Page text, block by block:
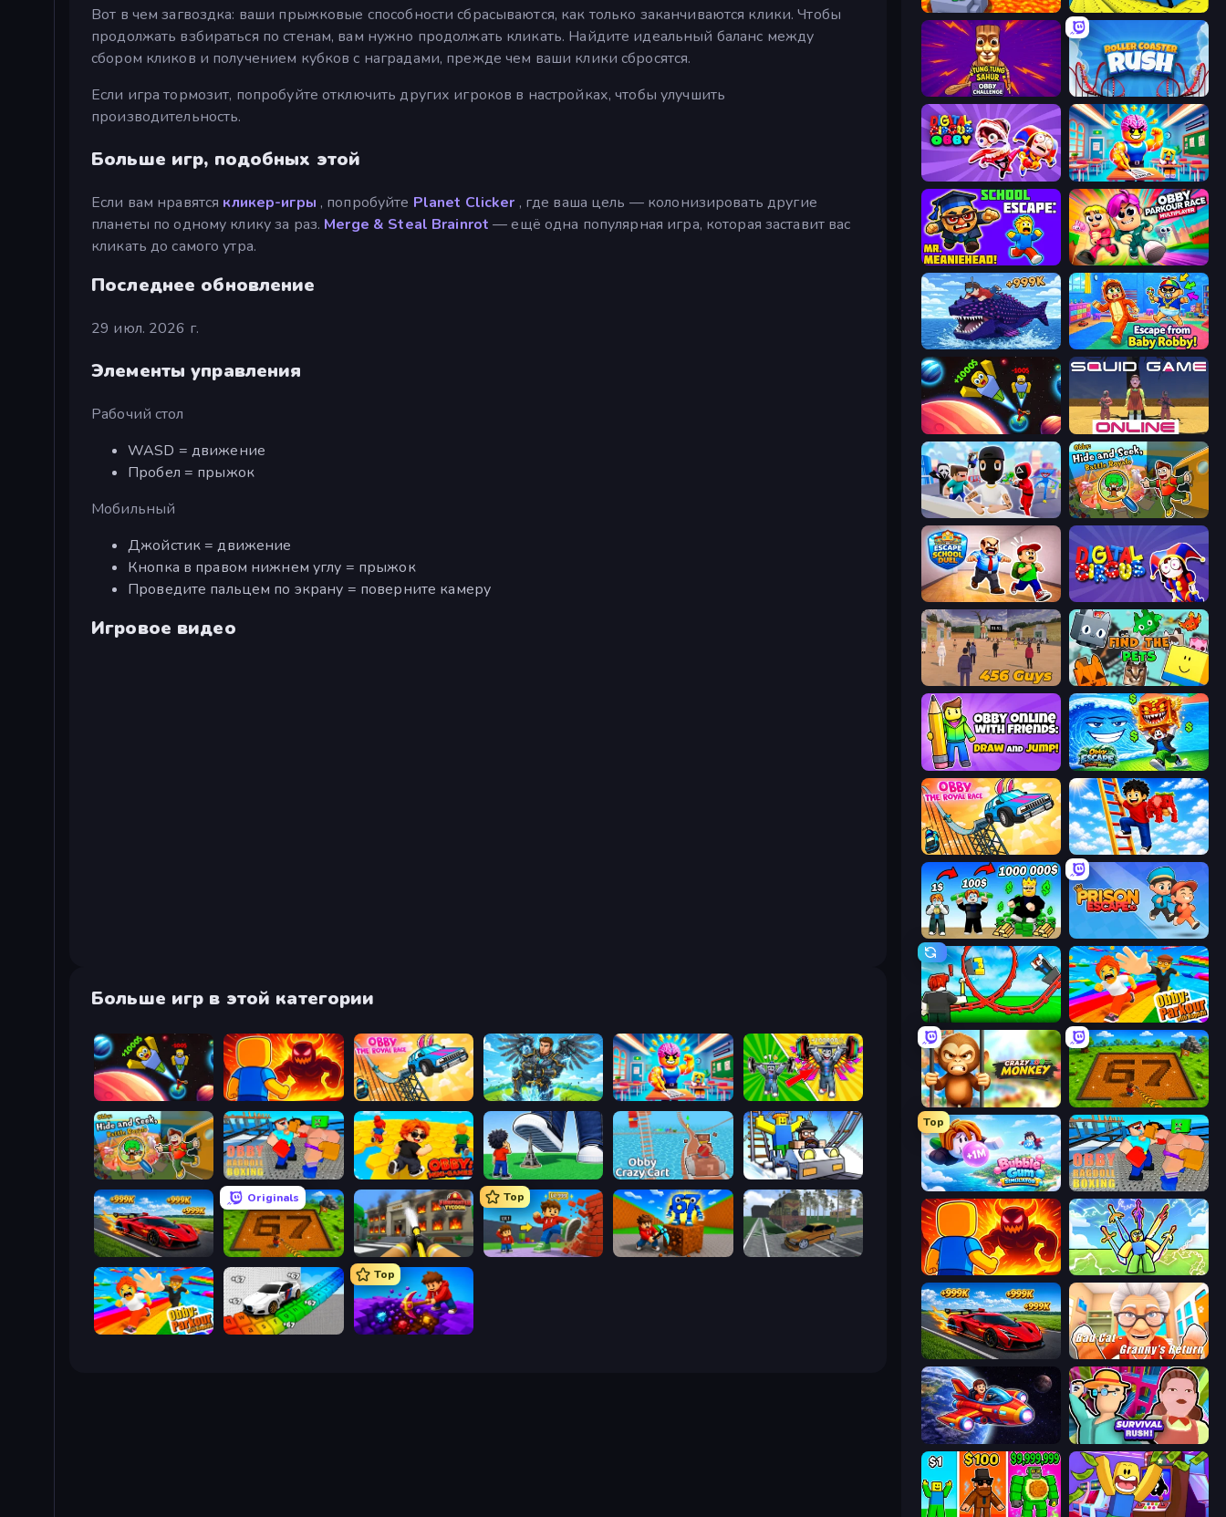
Вот в чем загвоздка: ваши прыжковые способности сбрасываются, как только заканчиваются клики. Чтобы
продолжать взбираться по стенам, вам нужно продолжать кликать. Найдите идеальный баланс между
сбором кликов и получением кубков с наградами, прежде чем ваши клики сбросятся.
Если игра тормозит, попробуйте отключить других игроков в настройках, чтобы улучшить
производительность.
Больше игр, подобных этой
Если вам нравятся кликер-игры , попробуйте Planet Clicker , где ваша цель — колонизировать другие
планеты по одному клику за раз. Merge & Steal Brainrot — ещё одна популярная игра, которая заставит вас
кликать до самого утра.
Последнее обновление
29 июл. 2026 г.
Элементы управления
Рабочий стол
WASD = движение
Пробел = прыжок
Мобильный
Джойстик = движение
Кнопка в правом нижнем углу = прыжок
Проведите пальцем по экрану = поверните камеру
Игровое видео
Больше игр в этой категории
Obby: +1 to Spaceflight Altitude Obby: Legendary Dragon Obby: Pull a Sword Obby: Dumb or Genius IQ Test Obby: Gym Simulator, Escape
Obby: Hide and Seek, Battle Royale Obby: Ragdoll Boxing Obby: Mini-Games Obby: Crazy Cart Obby: Ride Carts
Obby: +1 Speed Car Escape
Originals
Obby: Dig Brainrots Obby: Firefighter Tycoon
Top
Obby: +1 Click Wall Breaker Obby: Car Crash Sandbox
Obby: Parkour with Ragdoll
Top
Obby: Dig Down
Escape Lava for Brainrots! Cart Ride Danger Mount
Tung Tung Sahur: Obby Challenge Roller Coaster Rush
Digital Circus: Obby Obby: Dumb or Genius IQ Test
Obby Parkour Race: Multiplayer
Obby Fish Challenge: Ride Escape From Baby Robby!
Obby: +1 to Spaceflight Altitude Squid Game Online
Obby: Hide and Seek, Battle Royale
Escape School Duel Digital Circus: Parkour Game
456 Guys Find The Pets
Obby Escape from Tsunami Brainrot
Obby: The Royal Race Ladder to Brainhot: Climb
Obby Tycoon Build the City Prison Escape.io
Build a Rollercoaster: Simulator Obby: Parkour with Ragdoll
Crazy Zoo Monkey Obby: Dig Brainrots
Top
Bubble Gum Simulator Obby: Ragdoll Boxing
Obby: Legendary Dragon Obby vs Brainrot
Bad Cat - Granny's Return
Obby Space Challenge: Starships Survival Rush!